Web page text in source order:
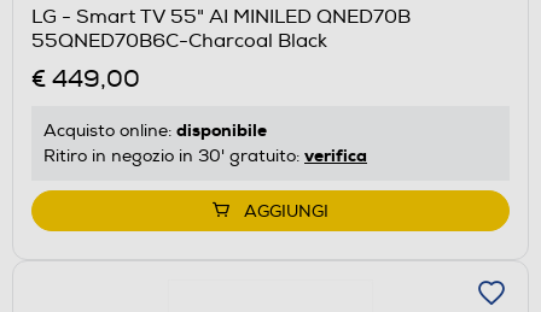
LG - Smart TV 55" AI MINILED QNED70B
55QNED70B6C-Charcoal Black
€ 449,00
Acquisto online: disponibile
Ritiro in negozio in 30' gratuito: verifica
AGGIUNGI